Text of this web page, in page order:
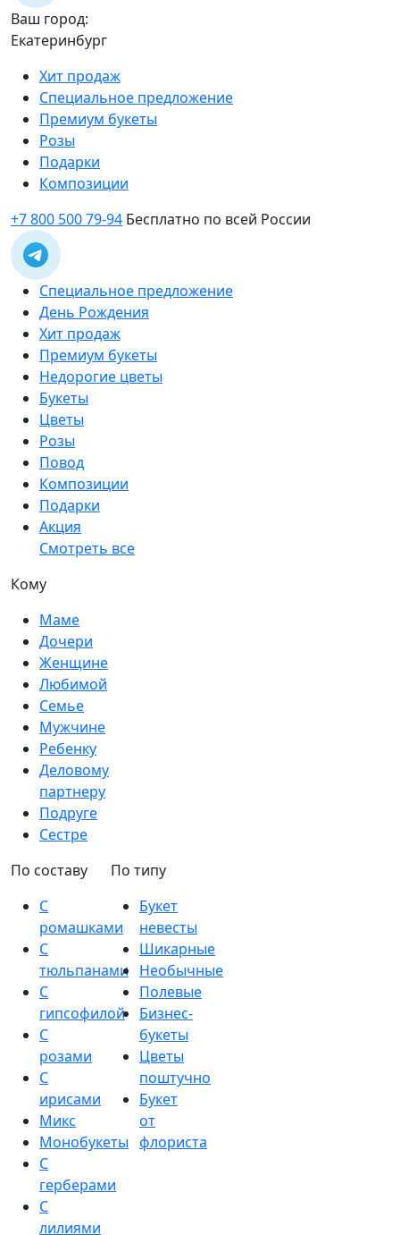
Ваш город:
Екатеринбург
Хит продаж
Специальное предложение
Премиум букеты
Розы
Подарки
Композиции
+7 800 500 79-94 Бесплатно по всей России
Специальное предложение
День Рождения
Хит продаж
Премиум букеты
Недорогие цветы
Букеты
Цветы
Розы
Повод
Композиции
Подарки
Акция
Смотреть все
Кому
Маме
Дочери
Женщине
Любимой
Семье
Мужчине
Ребенку
Деловому
партнеру
Подруге
Сестре
По составу
С
ромашками
С
тюльпанами
С
гипсофилой
С
розами
С
ирисами
Микс
Монобукеты
С
герберами
С
лилиями
По типу
Букет
невесты
Шикарные
Необычные
Полевые
Бизнес-
букеты
Цветы
поштучно
Букет
от
флориста